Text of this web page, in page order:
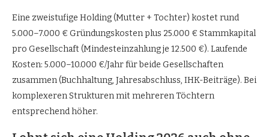
Eine zweistufige Holding (Mutter + Tochter) kostet rund
5.000–7.000 € Gründungskosten plus 25.000 € Stammkapital
pro Gesellschaft (Mindesteinzahlung je 12.500 €). Laufende
Kosten: 5.000–10.000 €/Jahr für beide Gesellschaften
zusammen (Buchhaltung, Jahresabschluss, IHK-Beiträge). Bei
komplexeren Strukturen mit mehreren Töchtern
entsprechend höher.